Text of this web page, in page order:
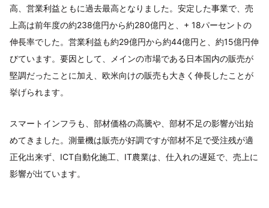
高、営業利益ともに過去最高となりました。安定した事業で、売
上高は前年度の約238億円から約280億円と、+ 18パーセントの
伸長率でした。営業利益も約29億円から約44億円と、約15億円伸
びています。要因として、メインの市場である日本国内の販売が
堅調だったことに加え、欧米向けの販売も大きく伸長したことが
挙げられます。
スマートインフラも、部材価格の高騰や、部材不足の影響が出始
めてきました。測量機は販売が好調ですが部材不足で受注残が適
正化出来ず、ICT自動化施工、IT農業は、仕入れの遅延で、売上に
影響が出ています。